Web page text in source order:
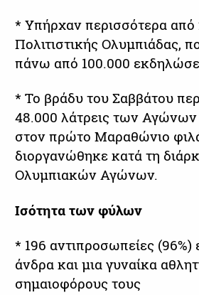
* Υπήρχαν περισσότερα από
Πολιτιστικής Ολυμπιάδας,
πάνω από 100.000
* Το βράδυ του Σαββάτου
48.000 λάτρεις των Αγώνων
στον πρώτο Μαραθώνιο
διοργανώθηκε κατά τη
Ολυμπιακών Αγώνων.
Ισότητα των φύλων
* 196 αντιπροσωπείες (96%)
άνδρα και μια γυναίκα
σημαιοφόρους τους